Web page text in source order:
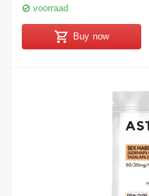
voorraad
Buy now